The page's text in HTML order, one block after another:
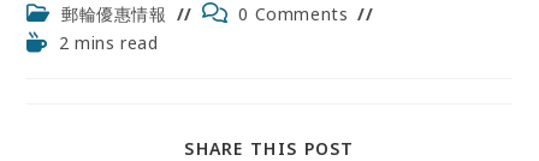
Post
category:
郵輪優惠情報
Post0 Comments
Reading2 mins read
SHARE THIS POST